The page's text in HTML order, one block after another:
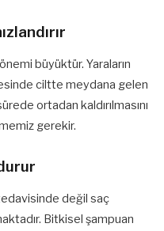
büyüktür. Yaraların
ciltte meydana gelen
ortadan kaldırılmasını
gerekir.
değil saç
Bitkisel şampuan